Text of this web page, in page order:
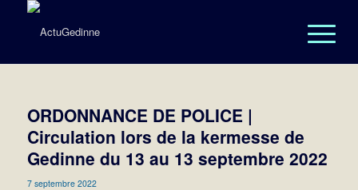
ORDONNANCE DE POLICE |
Circulation lors de la kermesse de
Gedinne du 13 au 13 septembre 2022
7 septembre 2022